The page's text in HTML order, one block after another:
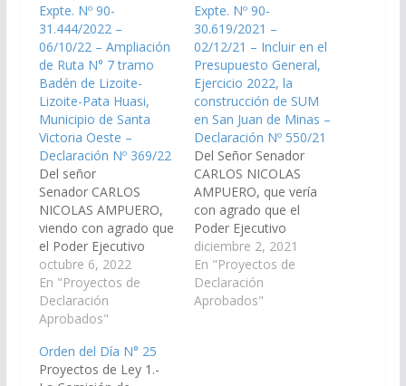
Expte. Nº 90-
31.444/2022 –
06/10/22 – Ampliación
de Ruta N° 7 tramo
Badén de Lizoite-
Lizoite-Pata Huasi,
Municipio de Santa
Victoria Oeste –
Declaración Nº 369/22
Del señor
Senador CARLOS
NICOLAS AMPUERO,
viendo con agrado que
el Poder Ejecutivo
Provincial, a través de
los Organismos
correspondientes,
incorpore en el Plan de
proyecto de ley de
Presupuesto General
octubre 6, 2022
En "Proyectos de
Declaración
Aprobados"
Expte. Nº 90-
30.619/2021 –
02/12/21 – Incluir en el
Presupuesto General,
Ejercicio 2022, la
construcción de SUM
en San Juan de Minas –
Declaración Nº 550/21
Del Señor Senador
CARLOS NICOLAS
AMPUERO, que vería
con agrado que el
Poder Ejecutivo
Provincial, a través de
los Organismos
correspondientes,
incorpore en el Plan de
diciembre 2, 2021
En "Proyectos de
Declaración
Aprobados"
Orden del Día N° 25
Proyectos de Ley 1.-